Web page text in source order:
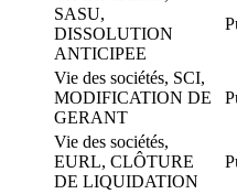
SASU,
DISSOLUTION
ANTICIPEE
Vie des sociétés, SCI,
MODIFICATION DE
GERANT
Vie des sociétés,
EURL, CLÔTURE
DE LIQUIDATION